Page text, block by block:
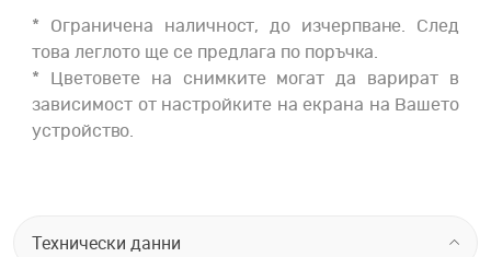
* Ограничена наличност, до изчерпване. След
това леглото ще се предлага по поръчка.
* Цветовете на снимките могат да варират в
зависимост от настройките на екрана на Вашето
устройство.
Технически данни